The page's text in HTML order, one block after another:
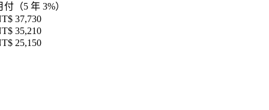
付（5 年 3%）
37,730
35,210
25,150